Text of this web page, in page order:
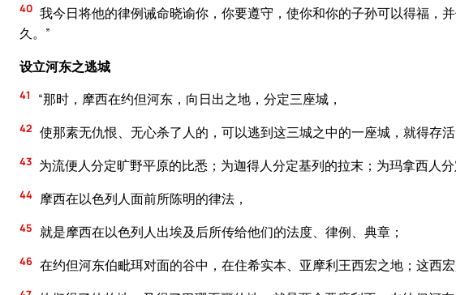
40 我今日将他的律例诫命晓谕你，你要遵守，使你和你的子孙可以得福，
久。”
设立河东之逃城
41 “那时，摩西在约但河东，向日出之地，分定三座城，
42 使那素无仇恨、无心杀了人的，可以逃到这三城之中的一座城，就得存活
43 为流便人分定旷野平原的比悉；为迦得人分定基列的拉末；为玛拿西人
44 摩西在以色列人面前所陈明的律法，
45 就是摩西在以色列人出埃及后所传给他们的法度、律例、典章；
46 在约但河东伯毗珥对面的谷中，在住希实本、亚摩利王西宏之地；这西